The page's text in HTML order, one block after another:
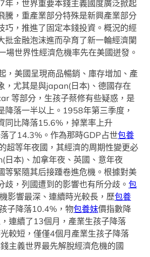
，世界重要本錢主義國度廣泛掀起
騰，重產業部分特殊是新興產業部分
巧，推進了固定本錢投資。概況的經
批金融泡沫進而孕育了新一輪經濟闌
場世界性經濟危機率先在美國迸發。
，美國呈現商品暢銷、庫存增加、產
，尤其是與japan(日本)、德國存在
等部分，生孩子蔡修有些疑惑，是
降落一半以上。1958年第三季度，
同比降落15.6%，掉業率上升
了14.3%。作為那時GDP占世包養
超等年夜國，其經濟的周期性變更必
日本)、加拿年夜、英國、意年夜
等緊隨其后接踵卷進危機。根據對美
歧，列國遭到的影響也有所分歧。包
影響最深、連續時光較長，歷包養
子降落10.4%，物包養妹價指數降
連續了13個月，產業生孩子降落
較短，僅僅4個月產業生孩子降落
主義世界最先解脫經濟危機的國